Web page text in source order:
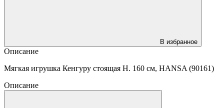
В избранное
Описание
Мягкая игрушка Кенгуру стоящая H. 160 см, HANSA (90161)
Описание